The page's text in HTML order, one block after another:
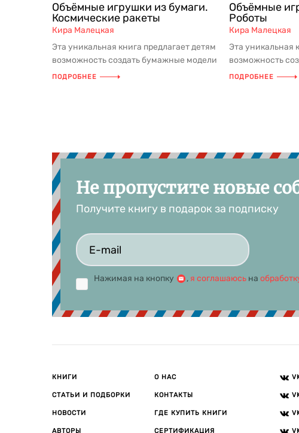
Объёмные игрушки из бумаги.
Космические ракеты
Кира Малецкая
Эта уникальная книга предлагает детям
возможность создать бумажные модели
ракет и космодрома, исполь...
ПОДРОБНЕЕ
Объёмные
Роботы
Кира Малецкая
Эта уникальная
возможность
роботов и города
ПОДРОБНЕЕ
Не пропустите новые
Получите книгу в подарок за подписку
Нажимая на кнопку , я соглашаюсь на
КНИГИ
СТАТЬИ И ПОДБОРКИ
НОВОСТИ
АВТОРЫ
О НАС
КОНТАКТЫ
ГДЕ КУПИТЬ КНИГИ
СЕРТИФИКАЦИЯ